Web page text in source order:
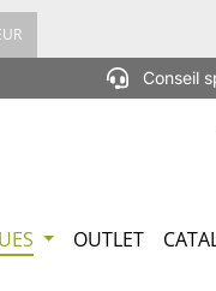
Conseil
OUTLET